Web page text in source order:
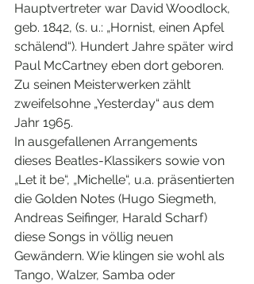
Hauptvertreter war David Woodlock,
geb. 1842, (s. u.: „Hornist, einen Apfel
schälend“). Hundert Jahre später wird
Paul McCartney eben dort geboren.
Zu seinen Meisterwerken zählt
zweifelsohne „Yesterday“ aus dem
Jahr 1965.
In ausgefallenen Arrangements
dieses Beatles-Klassikers sowie von
„Let it be“, „Michelle“, u.a. präsentierten
die Golden Notes (Hugo Siegmeth,
Andreas Seifinger, Harald Scharf)
diese Songs in völlig neuen
Gewändern. Wie klingen sie wohl als
Tango, Walzer, Samba oder